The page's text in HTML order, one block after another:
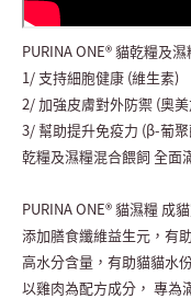
PURINA ONE® 貓乾糧及
1/ 支持細胞健康 (維生素)
2/ 加強皮膚對外防禦 (奧
3/ 幫助提升免疫力 (β-葡
乾糧及濕糧混合餵飼 全面
PURINA ONE® 貓濕糧 成
添加膳食纖維益生元，有
高水分含量，有助貓貓水
以雞肉為配方成分， 專為